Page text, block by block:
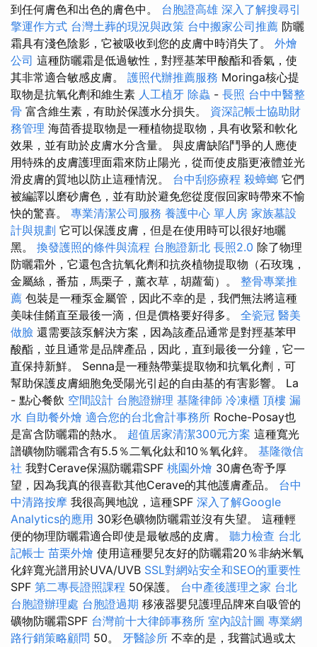
到任何膚色和出色的膚色中。 台胞證高雄 深入了解搜尋引
擎運作方式 台灣土葬的現況與政策 台中搬家公司推薦 防曬
霜具有淺色陰影，它被吸收到您的皮膚中時消失了。 外燴
公司 這種防曬霜是低過敏性，對羥基苯甲酸酯和香氣，使
其非常適合敏感皮膚。 護照代辦推薦服務 Moringa核心提
取物是抗氧化劑和維生素 人工植牙 除蟲 - 長照 台中中醫整
骨 富含維生素，有助於保護水分損失。 資深記帳士協助財
務管理 海茴香提取物是一種植物提取物，具有收緊和軟化
效果，並有助於皮膚水分含量。 與皮膚缺陷鬥爭的人應使
用特殊的皮膚護理面霜來防止陽光，從而使皮脂更液體並光
滑皮膚的質地以防止這種情況。 台中刮痧療程 殺蟑螂 它們
被編譯以磨砂膚色，並有助於避免您從度假回家時帶來不愉
快的驚喜。 專業清潔公司服務 養護中心 單人房 家族墓設
計與規劃 它可以保護皮膚，但是在使用時可以很好地曬
黑。 換發護照的條件與流程 台胞證新北 長照2.0 除了物理
防曬霜外，它還包含抗氧化劑和抗炎植物提取物（石玫瑰，
金屬絲，番茄，馬栗子，薰衣草，胡蘿蔔）。 整骨專業推
薦 包裝是一種泵金屬管，因此不幸的是，我們無法將這種
美味佳餚直至最後一滴，但是價格要好得多。 全瓷冠 醫美
做臉 還需要該泵解決方案，因為該產品通常是對羥基苯甲
酸酯，並且通常是品牌產品，因此，直到最後一分鐘，它一
直保持新鮮。 Senna是一種熱帶葉提取物和抗氧化劑，可
幫助保護皮膚細胞免受陽光引起的自由基的有害影響。 La
- 點心餐飲 空間設計 台胞證辦理 基隆律師 冷凍櫃 頂樓 漏
水 自助餐外燴 適合您的台北會計事務所 Roche-Posay也
是富含防曬霜的熱水。 超值居家清潔300元方案 這種寬光
譜礦物防曬霜含有5.5％二氧化鈦和10％氧化鋅。 基隆徵信
社 我對Cerave保濕防曬霜SPF 桃園外燴 30膚色寄予厚
望，因為我真的很喜歡其他Cerave的其他護膚產品。 台中
中清路按摩 我很高興地說，這種SPF 深入了解Google
Analytics的應用 30彩色礦物防曬霜並沒有失望。 這種輕
便的物理防曬霜適合即使是最敏感的皮膚。 聽力檢查 台北
記帳士 苗栗外燴 使用這種嬰兒友好的防曬霜20％非納米氧
化鋅寬光譜用於UVA/UVB SSL對網站安全和SEO的重要性
SPF 第二專長證照課程 50保護。 台中產後護理之家 台北
台胞證辦理處 台胞證過期 移液器嬰兒護理品牌來自吸管的
礦物防曬霜SPF 台灣前十大律師事務所 室內設計圖 專業網
路行銷策略顧問 50。 牙醫診所 不幸的是，我嘗試過或太